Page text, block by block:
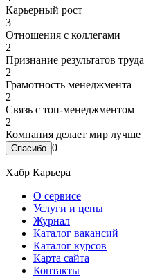
Карьерный рост
3
Отношения с коллегами
2
Признание результатов труда
2
Грамотность менеджмента
2
Связь с топ-менеджментом
2
Компания делает мир лучше
0
Хабр Карьера
О сервисе
Услуги и цены
Журнал
Каталог вакансий
Каталог курсов
Карта сайта
Контакты